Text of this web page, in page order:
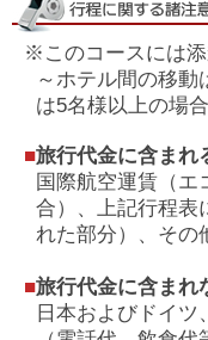
※このコースには
～ホテル間の移
は5名様以上の場
■旅行代金に含まれ
国際航空運賃（
合）、上記行程表
れた部分）、その
■旅行代金に含まれ
日本およびドイ